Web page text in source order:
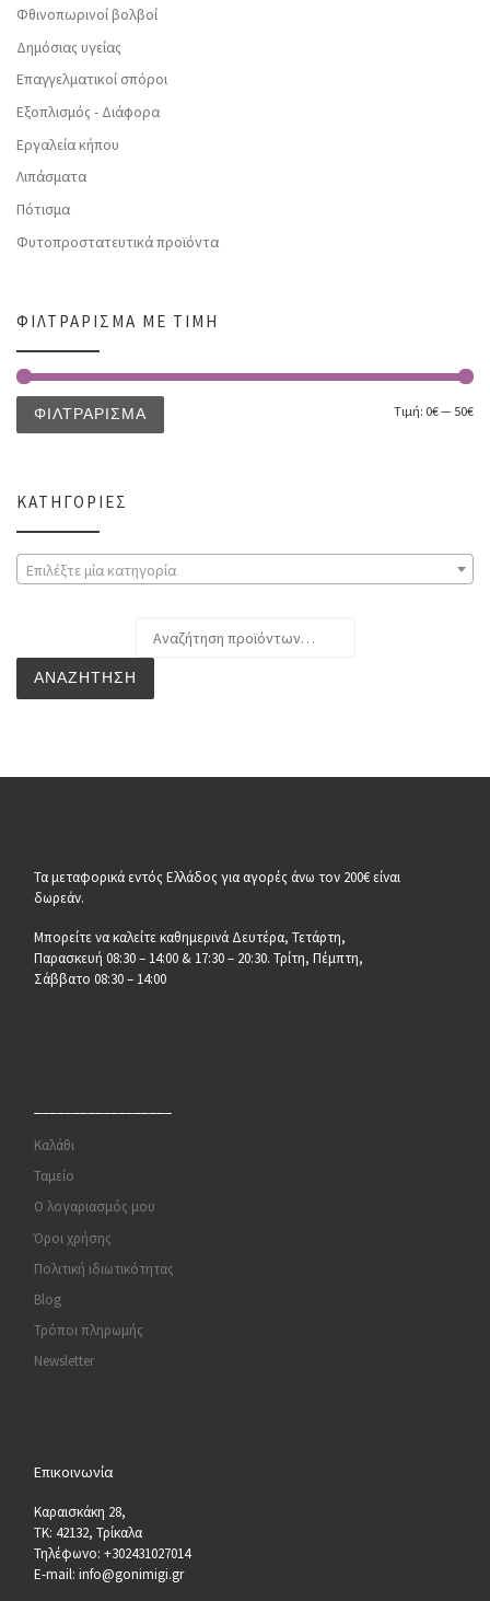
Φθινοπωρινοί βολβοί
Δημόσιας υγείας
Επαγγελματικοί σπόροι
Εξοπλισμός - Διάφορα
Εργαλεία κήπου
Λιπάσματα
Πότισμα
Φυτοπροστατευτικά προϊόντα
ΦΙΛΤΡΆΡΙΣΜΑ ΜΕ ΤΙΜΉ
ΦΙΛΤΡΆΡΙΣΜΑ Τιμή: 0€— 50€
ΚΑΤΗΓΟΡΊΕΣ
Επιλέξτε μία κατηγορία
ΑΝΑΖΉΤΗΣΗ
Τα μεταφορικά εντός Ελλάδος για αγορές άνω τον 200€ είναι
δωρεάν.
Μπορείτε να καλείτε καθημερινά Δευτέρα, Τετάρτη,
Παρασκευή 08:30 – 14:00 & 17:30 – 20:30. Τρίτη, Πέμπτη,
Σάββατο 08:30 – 14:00
Καλάθι
Ταμείο
Ο λογαριασμός μου
Όροι χρήσης
Πολιτική ιδιωτικότητας
Blog
Τρόποι πληρωμής
Newsletter
Επικοινωνία
Καραισκάκη 28,
ΤΚ: 42132, Τρίκαλα
Τηλέφωνο: +302431027014
E-mail: info@gonimigi.gr